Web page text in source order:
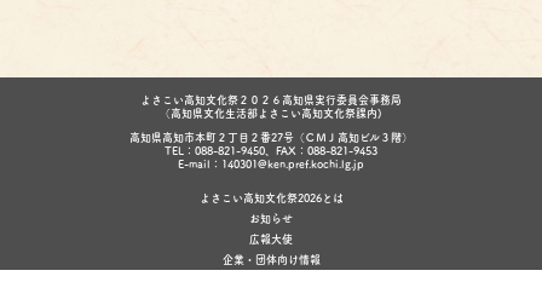
よさこい高知文化祭２０２６高知県実行委員会事務局
（高知県文化生活部よさこい高知文化祭課内)
高知県高知市本町２丁目２番27号（ＣＭＪ高知ビル３階）
TEL：088-821-9450、FAX：088-821-9453
E-mail：140301@ken.pref.kochi.lg.jp
よさこい高知文化祭2026とは
お知らせ
広報大使
企業・団体向け情報